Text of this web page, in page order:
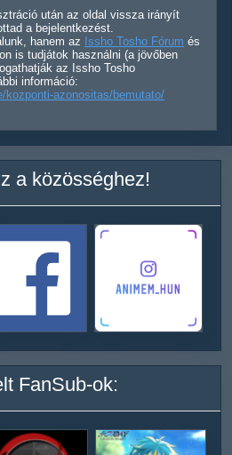
után az oldal vissza irányít
a bejelentkezést.
hanem az Issho Tosho Fórum és
is tudjátok használni (a jövőben
az Issho Tosho
információ:
kozponti-azonositas/bemutato/
a közösséghez!
FanSub-ok: